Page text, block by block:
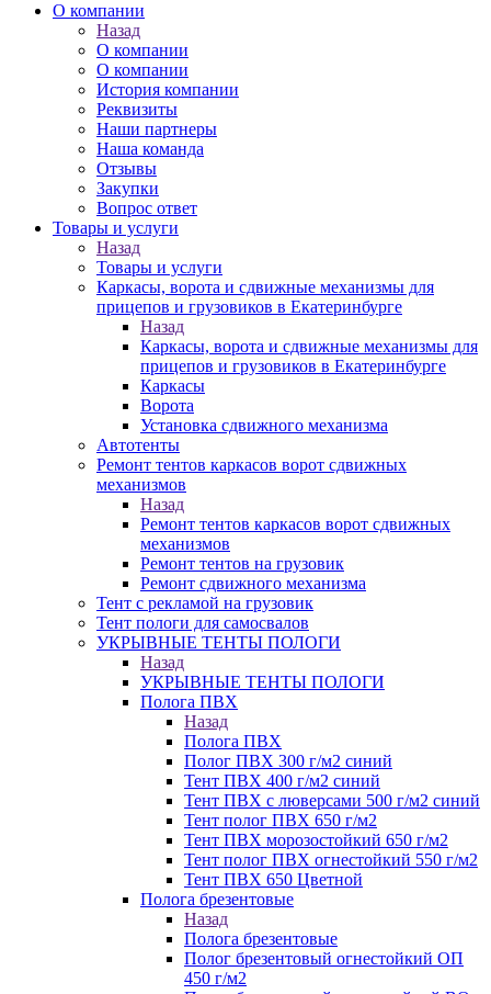
О компании
Назад
О компании
О компании
История компании
Реквизиты
Наши партнеры
Наша команда
Отзывы
Закупки
Вопрос ответ
Товары и услуги
Назад
Товары и услуги
Каркасы, ворота и сдвижные механизмы для
прицепов и грузовиков в Екатеринбурге
Назад
Каркасы, ворота и сдвижные механизмы для
прицепов и грузовиков в Екатеринбурге
Каркасы
Ворота
Установка сдвижного механизма
Автотенты
Ремонт тентов каркасов ворот сдвижных
механизмов
Назад
Ремонт тентов каркасов ворот сдвижных
механизмов
Ремонт тентов на грузовик
Ремонт сдвижного механизма
Тент с рекламой на грузовик
Тент пологи для самосвалов
УКРЫВНЫЕ ТЕНТЫ ПОЛОГИ
Назад
УКРЫВНЫЕ ТЕНТЫ ПОЛОГИ
Полога ПВХ
Назад
Полога ПВХ
Полог ПВХ 300 г/м2 синий
Тент ПВХ 400 г/м2 синий
Тент ПВХ с люверсами 500 г/м2 синий
Тент полог ПВХ 650 г/м2
Тент ПВХ морозостойкий 650 г/м2
Тент полог ПВХ огнестойкий 550 г/м2
Тент ПВХ 650 Цветной
Полога брезентовые
Назад
Полога брезентовые
Полог брезентовый огнестойкий ОП
450 г/м2